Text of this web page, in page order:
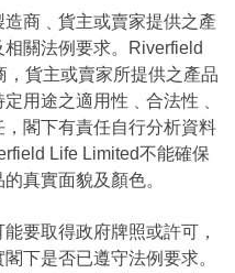
商﹑貨主或賣家提供之產
關法例要求。Riverfield
，貨主或賣家所提供之產品
用途之適用性﹑合法性﹑
閣下有責任自行分析資料
Life Limited不能確保
真實面貌及顏色。
要取得政府牌照或許可，
下是否已遵守法例要求。